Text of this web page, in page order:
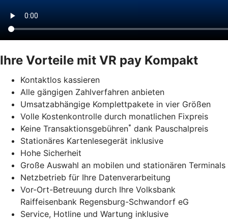
Ihre Vorteile mit VR pay Kompakt
Kontaktlos kassieren
Alle gängigen Zahlverfahren anbieten
Umsatzabhängige Komplettpakete in vier Größen
Volle Kostenkontrolle durch monatlichen Fixpreis
Keine Transaktionsgebühren* dank Pauschalpreis
Stationäres Kartenlesegerät inklusive
Hohe Sicherheit
Große Auswahl an mobilen und stationären Terminals
Netzbetrieb für Ihre Datenverarbeitung
Vor-Ort-Betreuung durch Ihre Volksbank
Raiffeisenbank Regensburg-Schwandorf eG
Service, Hotline und Wartung inklusive